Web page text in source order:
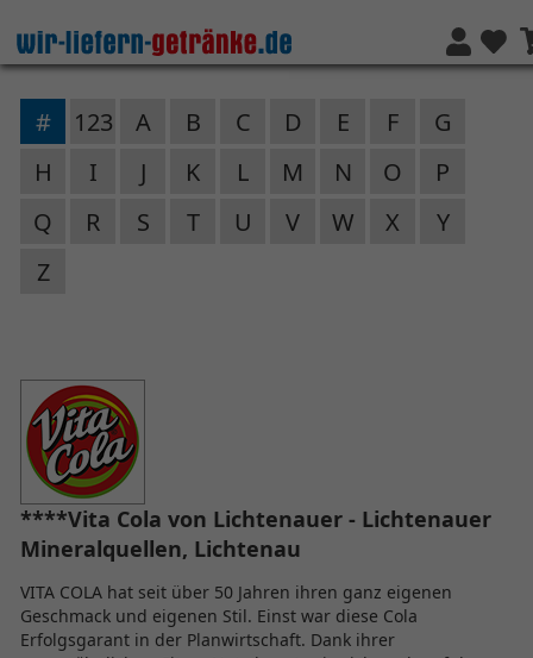
# 123 A B C D E F
G
H
I J K L M N O
P
Q
R S T U V W X
Y
Z
****Vita Cola von Lichtenauer - Lichtenauer
Mineralquellen, Lichtenau
VITA COLA hat seit über 50 Jahren ihren ganz eigenen
Geschmack und eigenen Stil. Einst war diese Cola
Erfolgsgarant in der Planwirtschaft. Dank ihrer